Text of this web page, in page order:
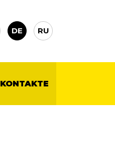
DE RU
KONTAKTE